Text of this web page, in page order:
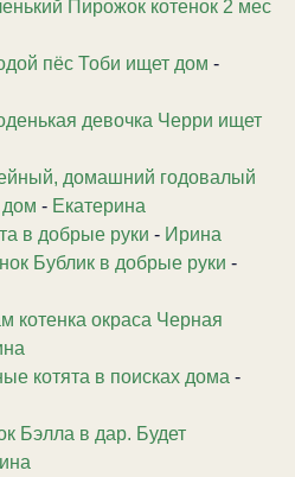
Пирожок котенок 2 мес
пёс Тоби ищет дом -
девочка Черри ищет
домашний годовалый
дом - Екатерина
в добрые руки - Ирина
Бублик в добрые руки -
котенка окраса Черная
котята в поисках дома -
Бэлла в дар. Будет